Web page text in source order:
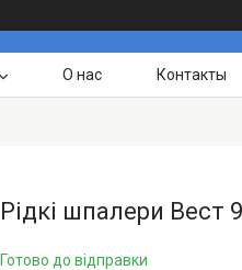
О нас Контакты
Рідкі шпалери Вест
Готово до відправки